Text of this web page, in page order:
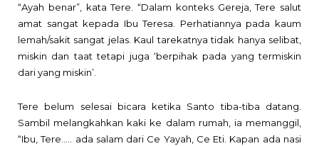
“Ayah benar”, kata Tere. “Dalam konteks Gereja, Tere salut
amat sangat kepada Ibu Teresa. Perhatiannya pada kaum
lemah/sakit sangat jelas. Kaul tarekatnya tidak hanya selibat,
miskin dan taat tetapi juga ‘berpihak pada yang termiskin
dari yang miskin’.
Tere belum selesai bicara ketika Santo tiba-tiba datang.
Sambil melangkahkan kaki ke dalam rumah, ia memanggil,
“Ibu, Tere….. ada salam dari Ce Yayah, Ce Eti. Kapan ada nasi